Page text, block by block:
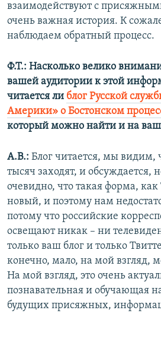
взаимодействуют с
очень важная история. К
наблюдаем обратный процесс.
Ф.Т.: Насколько велико
вашей аудитории к этой
читается ли блог Русской
Америки» о Бостонском
который можно найти и на
А.В.: Блог читается, мы видим,
тысяч заходят, и обсуждается,
очевидно, что такая форма,
новый, и поэтому нам
потому что российские
освещают никак – ни
только ваш блог и только
конечно, мало, на мой взгляд,
На мой взгляд, это очень
познавательная и обучающая
будущих присяжных,